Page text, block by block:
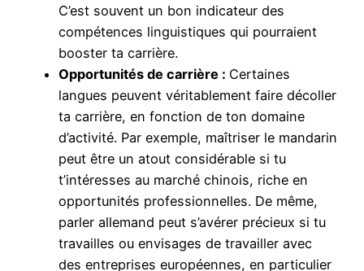
C’est souvent un bon indicateur des
compétences linguistiques qui pourraient
booster ta carrière.
Opportunités de carrière : Certaines
langues peuvent véritablement faire décoller
ta carrière, en fonction de ton domaine
d’activité. Par exemple, maîtriser le mandarin
peut être un atout considérable si tu
t’intéresses au marché chinois, riche en
opportunités professionnelles. De même,
parler allemand peut s’avérer précieux si tu
travailles ou envisages de travailler avec
des entreprises européennes, en particulier